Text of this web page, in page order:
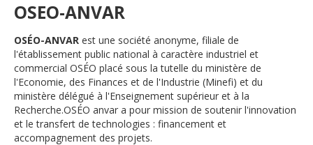
OSEO-ANVAR
OSÉO-ANVAR est une société anonyme, filiale de
l'établissement public national à caractère industriel et
commercial OSÉO placé sous la tutelle du ministère de
l'Economie, des Finances et de l'Industrie (Minefi) et du
ministère délégué à l'Enseignement supérieur et à la
Recherche.OSÉO anvar a pour mission de soutenir l'innovation
et le transfert de technologies : financement et
accompagnement des projets.